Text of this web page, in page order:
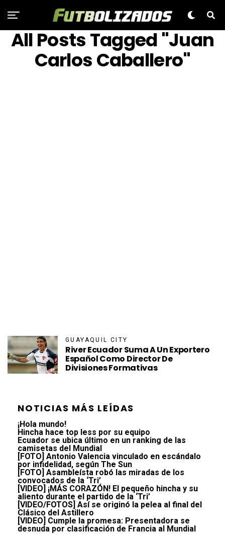
All Posts Tagged "Juan
Carlos Caballero"
GUAYAQUIL CITY
River Ecuador Suma A Un Exportero
Español Como Director De
Divisiones Formativas
NOTICIAS MÁS LEÍDAS
¡Hola mundo!
Hincha hace top less por su equipo
Ecuador se ubica último en un ranking de las
camisetas del Mundial
[FOTO] Antonio Valencia vinculado en escándalo
por infidelidad, según The Sun
[FOTO] Asambleísta robó las miradas de los
convocados de la ‘Tri’
[VIDEO] ¡MÁS CORAZÓN! El pequeño hincha y su
aliento durante el partido de la ‘Tri’
[VIDEO/FOTOS] Así se originó la pelea al final del
Clásico del Astillero
[VIDEO] Cumple la promesa: Presentadora se
desnuda por clasificación de Francia al Mundial